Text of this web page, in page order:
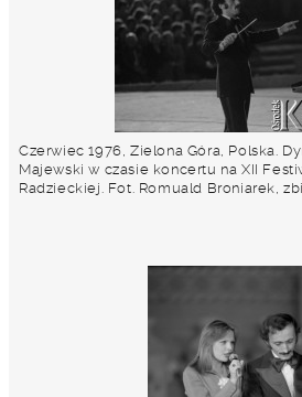
Czerwiec 1976, Zielona Góra, Polska.
Majewski w czasie koncertu na XII
Radzieckiej. Fot. Romuald Broniarek,